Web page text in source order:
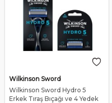
Wilkinson Sword
Wilkinson Sword Hydro 5
Erkek Tıraş Bıçağı ve 4 Yedek